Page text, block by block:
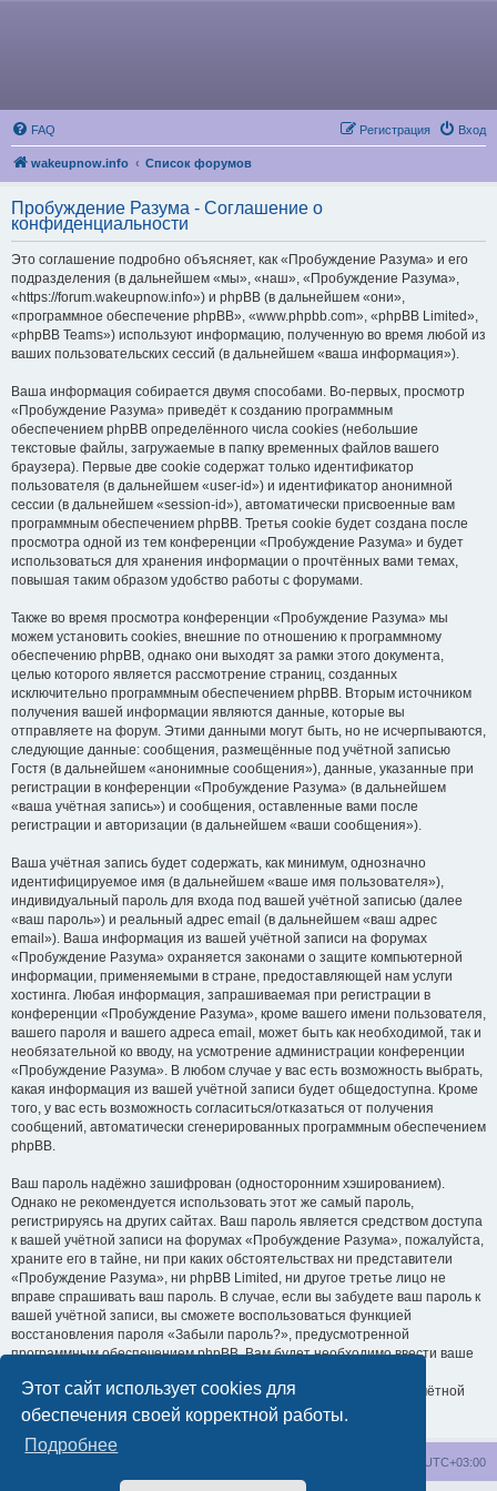
Этот сайт использует cookies для
обеспечения своей корректной работы.
Подробнее
FAQ Вход
Регистрация
wakeupnow.info Список форумов
Пробуждение Разума - Соглашение о
конфиденциальности
Это соглашение подробно объясняет, как «Пробуждение Разума» и его
подразделения (в дальнейшем «мы», «наш», «Пробуждение Разума»,
«https://forum.wakeupnow.info») и phpBB (в дальнейшем «они»,
«программное обеспечение phpBB», «www.phpbb.com», «phpBB Limited»,
«phpBB Teams») используют информацию, полученную во время любой из
ваших пользовательских сессий (в дальнейшем «ваша информация»).
Ваша информация собирается двумя способами. Во-первых, просмотр
«Пробуждение Разума» приведёт к созданию программным
обеспечением phpBB определённого числа cookies (небольшие
текстовые файлы, загружаемые в папку временных файлов вашего
браузера). Первые две cookie содержат только идентификатор
пользователя (в дальнейшем «user-id») и идентификатор анонимной
сессии (в дальнейшем «session-id»), автоматически присвоенные вам
программным обеспечением phpBB. Третья cookie будет создана после
просмотра одной из тем конференции «Пробуждение Разума» и будет
использоваться для хранения информации о прочтённых вами темах,
повышая таким образом удобство работы с форумами.
Также во время просмотра конференции «Пробуждение Разума» мы
можем установить cookies, внешние по отношению к программному
обеспечению phpBB, однако они выходят за рамки этого документа,
целью которого является рассмотрение страниц, созданных
исключительно программным обеспечением phpBB. Вторым источником
получения вашей информации являются данные, которые вы
отправляете на форум. Этими данными могут быть, но не исчерпываются,
следующие данные: сообщения, размещённые под учётной записью
Гостя (в дальнейшем «анонимные сообщения»), данные, указанные при
регистрации в конференции «Пробуждение Разума» (в дальнейшем
«ваша учётная запись») и сообщения, оставленные вами после
регистрации и авторизации (в дальнейшем «ваши сообщения»).
Ваша учётная запись будет содержать, как минимум, однозначно
идентифицируемое имя (в дальнейшем «ваше имя пользователя»),
индивидуальный пароль для входа под вашей учётной записью (далее
«ваш пароль») и реальный адрес email (в дальнейшем «ваш адрес
email»). Ваша информация из вашей учётной записи на форумах
«Пробуждение Разума» охраняется законами о защите компьютерной
информации, применяемыми в стране, предоставляющей нам услуги
хостинга. Любая информация, запрашиваемая при регистрации в
конференции «Пробуждение Разума», кроме вашего имени пользователя,
вашего пароля и вашего адреса email, может быть как необходимой, так и
необязательной ко вводу, на усмотрение администрации конференции
«Пробуждение Разума». В любом случае у вас есть возможность выбрать,
какая информация из вашей учётной записи будет общедоступна. Кроме
того, у вас есть возможность согласиться/отказаться от получения
сообщений, автоматически сгенерированных программным обеспечением
phpBB.
Ваш пароль надёжно зашифрован (односторонним хэшированием).
Однако не рекомендуется использовать этот же самый пароль,
регистрируясь на других сайтах. Ваш пароль является средством доступа
к вашей учётной записи на форумах «Пробуждение Разума», пожалуйста,
храните его в тайне, ни при каких обстоятельствах ни представители
«Пробуждение Разума», ни phpBB Limited, ни другое третье лицо не
вправе спрашивать ваш пароль. В случае, если вы забудете ваш пароль к
вашей учётной записи, вы сможете воспользоваться функцией
восстановления пароля «Забыли пароль?», предусмотренной
программным обеспечением phpBB. Вам будет необходимо ввести ваше
обеспечение phpBB сгенерирует вам новый пароль для вашей учётной
записи.
UTC+03:00